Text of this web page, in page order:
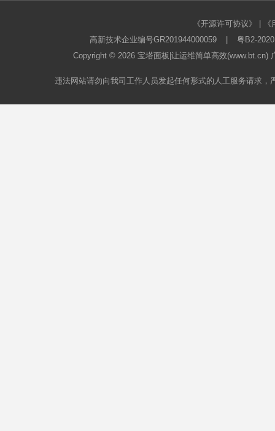
论
《开源许可协议》
高新技术企业编号GR201944000059
粤B2-
Copyright © 2026 宝塔面板 |让运维简单高效
违法网站请勿向我司工作人员发起任何形式的人工服务请求，